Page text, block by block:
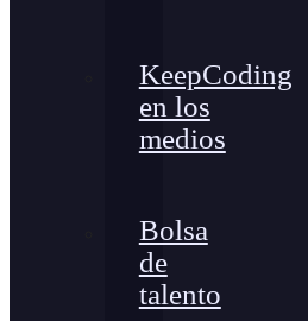
KeepCoding
en los
medios
Bolsa
de
talento